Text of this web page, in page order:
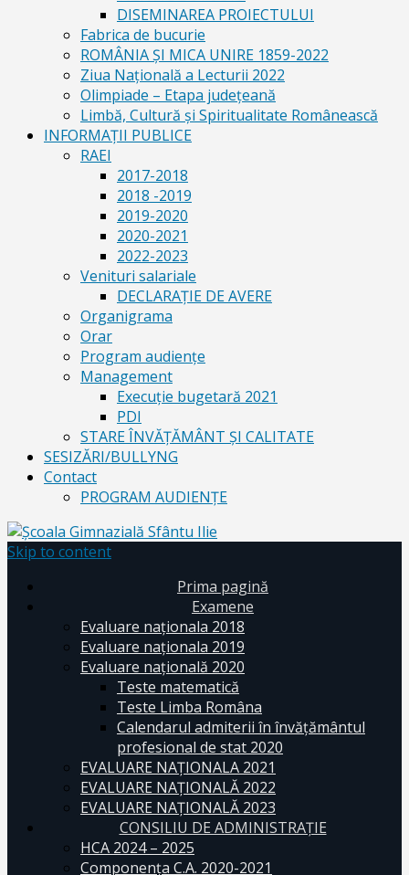
DISEMINAREA PROIECTULUI
Fabrica de bucurie
ROMÂNIA ŞI MICA UNIRE 1859-2022
Ziua Naţională a Lecturii 2022
Olimpiade – Etapa judeţeană
Limbă, Cultură și Spiritualitate Românească
INFORMAŢII PUBLICE
RAEI
2017-2018
2018 -2019
2019-2020
2020-2021
2022-2023
Venituri salariale
DECLARAŢIE DE AVERE
Organigrama
Orar
Program audiențe
Management
Execuţie bugetară 2021
PDI
STARE ÎNVĂȚĂMÂNT ȘI CALITATE
SESIZĂRI/BULLYNG
Contact
PROGRAM AUDIENŢE
Skip to content
Prima pagină
Examene
Evaluare naționala 2018
Evaluare naționala 2019
Evaluare națională 2020
Teste matematică
Teste Limba Româna
Calendarul admiterii în învăţământul
profesional de stat 2020
EVALUARE NAȚIONALA 2021
EVALUARE NAŢIONALĂ 2022
EVALUARE NAŢIONALĂ 2023
CONSILIU DE ADMINISTRAȚIE
HCA 2024 – 2025
Componența C.A. 2020-2021